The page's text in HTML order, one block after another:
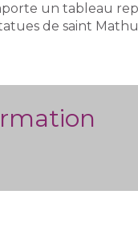
un tableau
de saint